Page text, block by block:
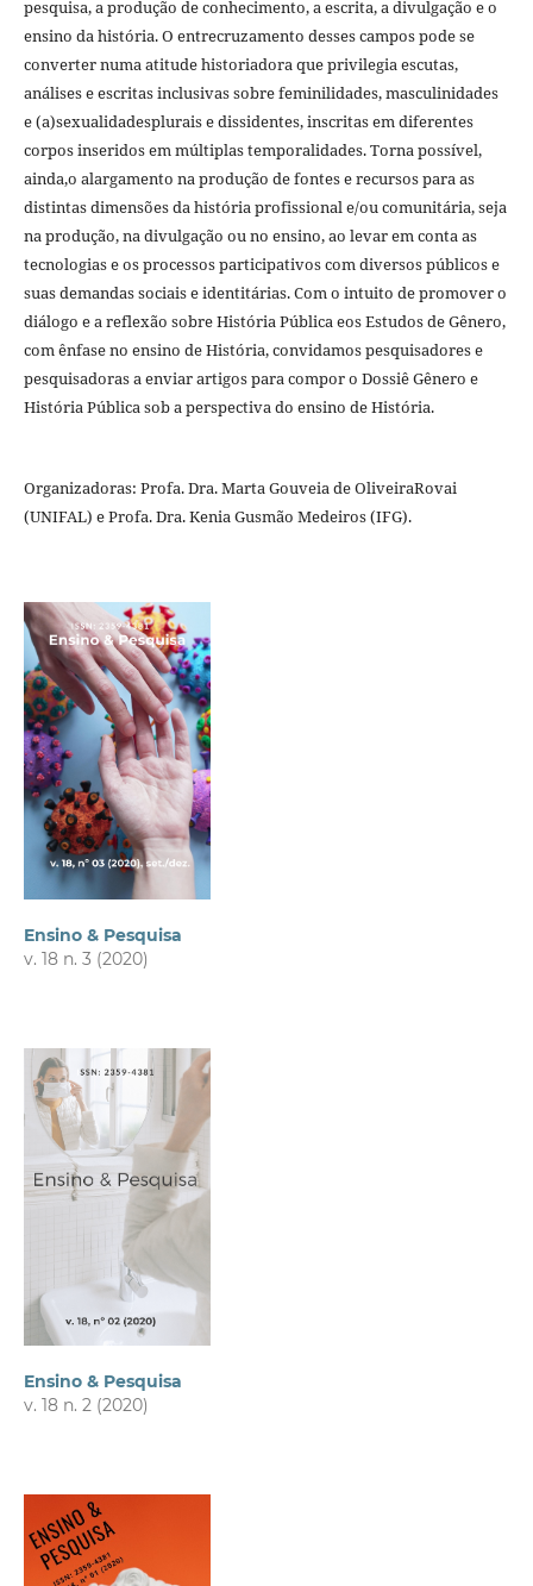
pesquisa, a produção de conhecimento, a escrita, a divulgação e o
ensino da história. O entrecruzamento desses campos pode se
converter numa atitude historiadora que privilegia escutas,
análises e escritas inclusivas sobre feminilidades, masculinidades
e (a)sexualidadesplurais e dissidentes, inscritas em diferentes
corpos inseridos em múltiplas temporalidades. Torna possí­vel,
ainda,o alargamento na produção de fontes e recursos para as
distintas dimensões da história profissional e/ou comunitária, seja
na produção, na divulgação ou no ensino, ao levar em conta as
tecnologias e os processos participativos com diversos públicos e
suas demandas sociais e identitárias. Com o intuito de promover o
diálogo e a reflexão sobre História Pública eos Estudos de Gênero,
com ênfase no ensino de História, convidamos pesquisadores e
pesquisadoras a enviar artigos para compor o Dossiê Gênero e
História Pública sob a perspectiva do ensino de História.
Organizadoras: Profa. Dra. Marta Gouveia de OliveiraRovai
(UNIFAL) e Profa. Dra. Kenia Gusmão Medeiros (IFG).
Ensino & Pesquisa
v. 18 n. 3 (2020)
Ensino & Pesquisa
v. 18 n. 2 (2020)